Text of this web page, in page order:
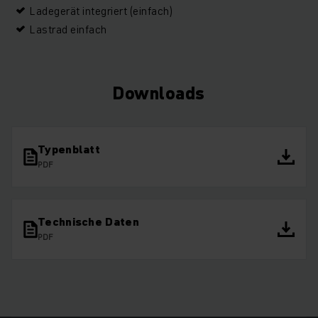
Ladegerät integriert (einfach)
Lastrad einfach
Downloads
Typenblatt
PDF
Technische Daten
PDF